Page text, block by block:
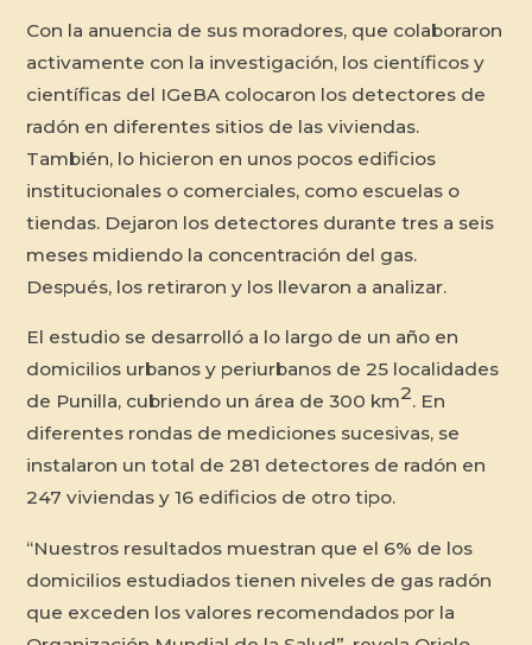
Con la anuencia de sus moradores, que colaboraron
activamente con la investigación, los científicos y
científicas del IGeBA colocaron los detectores de
radón en diferentes sitios de las viviendas.
También, lo hicieron en unos pocos edificios
institucionales o comerciales, como escuelas o
tiendas. Dejaron los detectores durante tres a seis
meses midiendo la concentración del gas.
Después, los retiraron y los llevaron a analizar.
El estudio se desarrolló a lo largo de un año en
domicilios urbanos y periurbanos de 25 localidades
de Punilla, cubriendo un área de 300 km2. En
diferentes rondas de mediciones sucesivas, se
instalaron un total de 281 detectores de radón en
247 viviendas y 16 edificios de otro tipo.
“Nuestros resultados muestran que el 6% de los
domicilios estudiados tienen niveles de gas radón
que exceden los valores recomendados por la